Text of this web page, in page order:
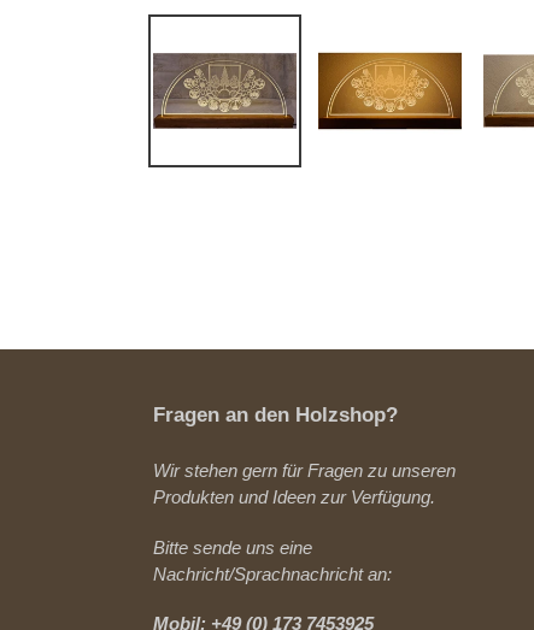
Fragen an den Holzshop?
Wir stehen gern für Fragen zu unseren
Produkten und Ideen zur Verfügung.
Bitte sende uns eine
Nachricht/Sprachnachricht an:
Mobil: +49 (0) 173 7453925